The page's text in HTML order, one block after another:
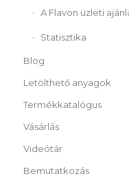
A Flavon üzleti
Statisztika
Blog
Letölthető anyagok
Termékkatalógus
Vásárlás
Videótár
Bemutatkozás